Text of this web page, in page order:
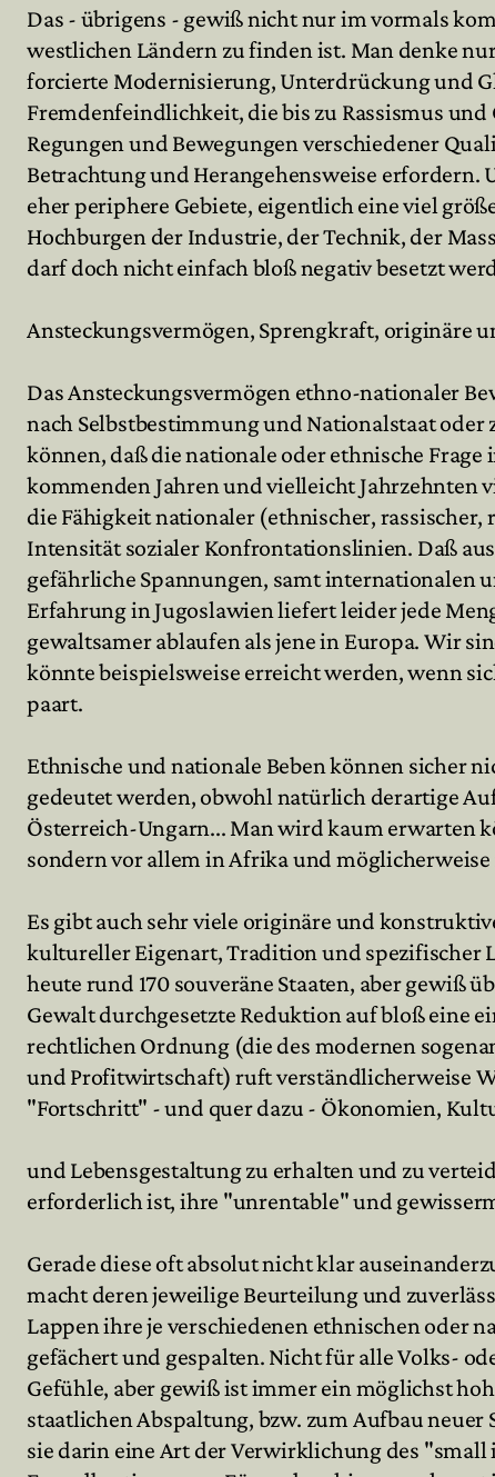
Das - übrigens - gewiß nicht nur im vormals
westlichen Ländern zu finden ist. Man denke
forcierte Modernisierung, Unterdrückung und
Fremdenfeindlichkeit, die bis zu Rassismus
Regungen und Bewegungen verschiedener
Betrachtung und Herangehensweise
eher periphere Gebiete, eigentlich eine viel
Hochburgen der Industrie, der Technik, der
darf doch nicht einfach bloß negativ besetzt
Ansteckungsvermögen, Sprengkraft, originäre
Das Ansteckungsvermögen ethno-nationaler
nach Selbstbestimmung und Nationalstaat
können, daß die nationale oder ethnische
kommenden Jahren und vielleicht Jahrzehnten
die Fähigkeit nationaler (ethnischer,
Intensität sozialer Konfrontationslinien. Daß
gefährliche Spannungen, samt internationalen
Erfahrung in Jugoslawien liefert leider jede
gewaltsamer ablaufen als jene in Europa. Wir
könnte beispielsweise erreicht werden, wenn
paart.
Ethnische und nationale Beben können sicher
gedeutet werden, obwohl natürlich derartige
Österreich-Ungarn... Man wird kaum erwarten
sondern vor allem in Afrika und
Es gibt auch sehr viele originäre und
kultureller Eigenart, Tradition und spezifischer
heute rund 170 souveräne Staaten, aber gewiß
Gewalt durchgesetzte Reduktion auf bloß eine
rechtlichen Ordnung (die des modernen
und Profitwirtschaft) ruft verständlicherweise
"Fortschritt" - und quer dazu - Ökonomien,
und Lebensgestaltung zu erhalten und zu
erforderlich ist, ihre "unrentable" und
Gerade diese oft absolut nicht klar
macht deren jeweilige Beurteilung und
Lappen ihre je verschiedenen ethnischen oder
gefächert und gespalten. Nicht für alle Volks-
Gefühle, aber gewiß ist immer ein möglichst
staatlichen Abspaltung, bzw. zum Aufbau
sie darin eine Art der Verwirklichung des